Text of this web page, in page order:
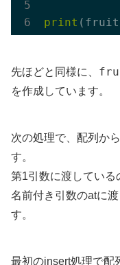
print
先ほどと同様に、
を作成しています。
次の処理で、配列か
す。
第1引数に渡している
名前付き引数のatに
す。
最初のinsert処理で配